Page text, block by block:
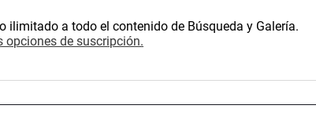
ilimitado a todo el contenido de Búsqueda y Galería.
opciones de suscripción.